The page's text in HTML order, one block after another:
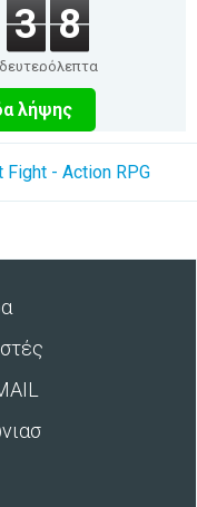
3 8
δευτερόλεπτα
λήψης
Fight - Action RPG